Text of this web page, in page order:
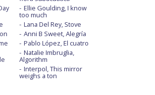
Ellie Goulding, I know
too much
Lana Del Rey, Stove
Anni B Sweet, Alegría
Pablo López, El cuatro
Natalie Imbruglia,
Algorithm
Interpol, This mirror
weighs a ton